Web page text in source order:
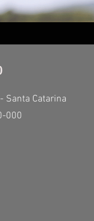
Santa Catarina
000